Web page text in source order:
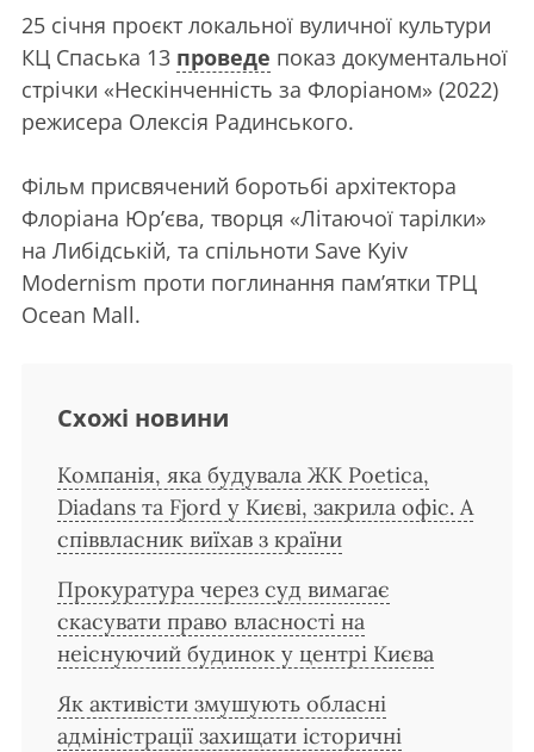
25 січня проєкт локальної вуличної культури
КЦ Спаська 13 проведе показ документальної
стрічки «Нескінченність за Флоріаном» (2022)
режисера Олексія Радинського.
Фільм присвячений боротьбі архітектора
Флоріана Юрʼєва, творця «Літаючої тарілки»
на Либідській, та спільноти Save Kyiv
Modernism проти поглинання памʼятки ТРЦ
Ocean Mall.
Схожі новини
Компанія, яка будувала ЖК Poetica,
Diadans та Fjord у Києві, закрила офіс. А
співвласник виїхав з країни
Прокуратура через суд вимагає
скасувати право власності на
неіснуючий будинок у центрі Києва
Як активісти змушують обласні
адміністрації захищати історичні